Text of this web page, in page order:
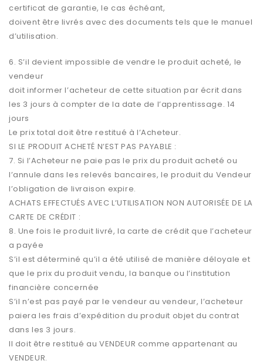
certificat de garantie, le cas échéant,
doivent être livrés avec des documents tels que le manuel
d’utilisation.
6. S’il devient impossible de vendre le produit acheté, le
vendeur
doit informer l’acheteur de cette situation par écrit dans
les 3 jours à compter de la date de l’apprentissage. 14
jours
Le prix total doit être restitué à l’Acheteur.
SI LE PRODUIT ACHETÉ N’EST PAS PAYABLE :
7. Si l’Acheteur ne paie pas le prix du produit acheté ou
l’annule dans les relevés bancaires, le produit du Vendeur
l’obligation de livraison expire.
ACHATS EFFECTUÉS AVEC L’UTILISATION NON AUTORISÉE DE LA
CARTE DE CRÉDIT :
8. Une fois le produit livré, la carte de crédit que l’acheteur
a payée
S’il est déterminé qu’il a été utilisé de manière déloyale et
que le prix du produit vendu, la banque ou l’institution
financière concernée
S’il n’est pas payé par le vendeur au vendeur, l’acheteur
paiera les frais d’expédition du produit objet du contrat
dans les 3 jours.
Il doit être restitué au VENDEUR comme appartenant au
VENDEUR.